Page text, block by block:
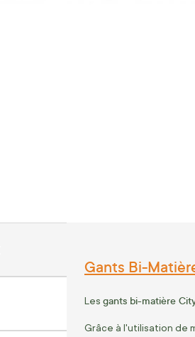
Gants Bi-
Les gants bi-matière
Grâce à l'utilisation de